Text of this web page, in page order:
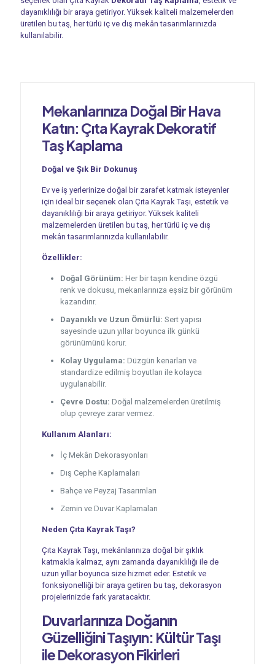
|
Çıta
Kayrak
Taşı
dayanıklılığı bir araya getiriyor. Yüksek kaliteli malzemelerden
üretilen bu taş, her türlü iç ve dış mekân tasarımlarınızda
kullanılabilir.
Mekanlarınıza Doğal Bir Hava
Katın: Çıta Kayrak Dekoratif
Taş Kaplama
Doğal ve Şık Bir Dokunuş
Ev ve iş yerlerinize doğal bir zarafet katmak isteyenler
için ideal bir seçenek olan Çıta Kayrak Taşı, estetik ve
dayanıklılığı bir araya getiriyor. Yüksek kaliteli
malzemelerden üretilen bu taş, her türlü iç ve dış
mekân tasarımlarınızda kullanılabilir.
Özellikler:
Doğal Görünüm: Her bir taşın kendine özgü
renk ve dokusu, mekanlarınıza eşsiz bir görünüm
kazandırır.
Dayanıklı ve Uzun Ömürlü: Sert yapısı
sayesinde uzun yıllar boyunca ilk günkü
görünümünü korur.
Kolay Uygulama: Düzgün kenarları ve
standardize edilmiş boyutları ile kolayca
uygulanabilir.
Çevre Dostu: Doğal malzemelerden üretilmiş
olup çevreye zarar vermez.
Kullanım Alanları:
İç Mekân Dekorasyonları
Dış Cephe Kaplamaları
Bahçe ve Peyzaj Tasarımları
Zemin ve Duvar Kaplamaları
Neden Çıta Kayrak Taşı?
Çıta Kayrak Taşı, mekânlarınıza doğal bir şıklık
katmakla kalmaz, aynı zamanda dayanıklılığı ile de
uzun yıllar boyunca size hizmet eder. Estetik ve
fonksiyonelliği bir araya getiren bu taş, dekorasyon
projelerinizde fark yaratacaktır.
Duvarlarınıza Doğanın
Güzelliğini Taşıyın: Kültür Taşı
ile Dekorasyon Fikirleri